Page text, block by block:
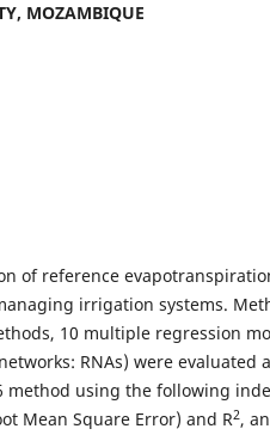
MOZAMBIQUE
of reference
irrigation systems.
10 multiple regression
RNAs) were evaluated
method using the following
Mean Square Error) and R2,